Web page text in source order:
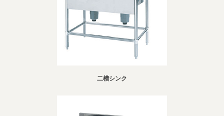
二槽シンク